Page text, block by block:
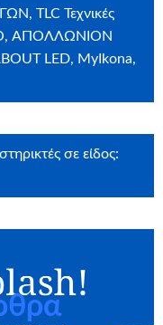
TLC Τεχνικές
ΑΠΟΛΛΩΝΙΟΝ
LED, MyIkona,
σε είδος: